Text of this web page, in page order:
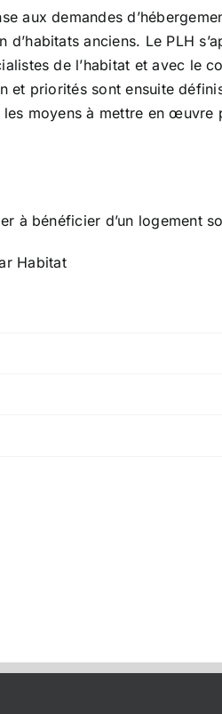
aux demandes
anciens. Le PLH
de l’habitat et avec le
et priorités sont ensuite
moyens à mettre en œuvre
à bénéficier d’un logement
Habitat